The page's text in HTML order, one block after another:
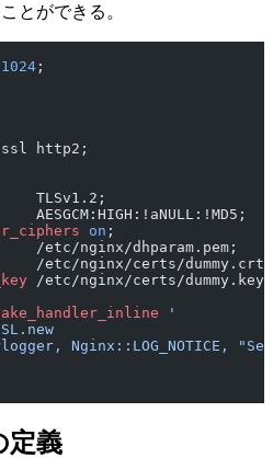
とができる。
1024 ;
ssl http2;
TLSv1.2;
AESGCM:HIGH:!aNULL:!MD5;
on ;
/etc/nginx/dhparam.pem;
    /etc/nginx/certs/dummy.crt;
/etc/nginx/certs/dummy.key;
'
Nginx::LOG_NOTICE,
定義